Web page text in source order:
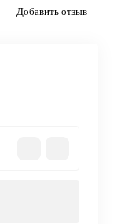
Добавить отзыв